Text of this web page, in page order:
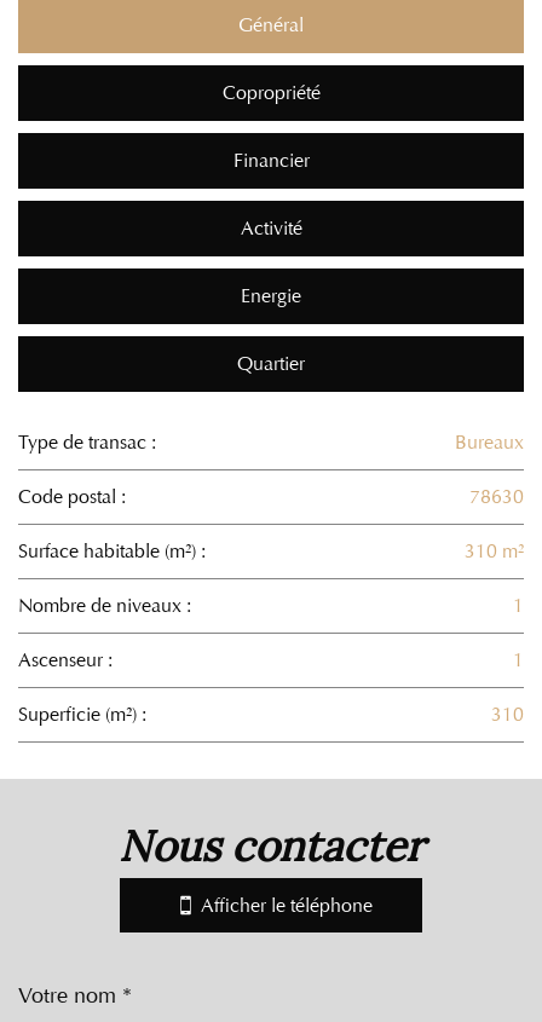
Général
Copropriété
Financier
Activité
Energie
Quartier
Type de transac : Bureaux
Code postal : 78630
Surface habitable (m²) : 310 m²
Nombre de niveaux : 1
Ascenseur : 1
Superficie (m²) : 310
nous contacter
Afficher le téléphone